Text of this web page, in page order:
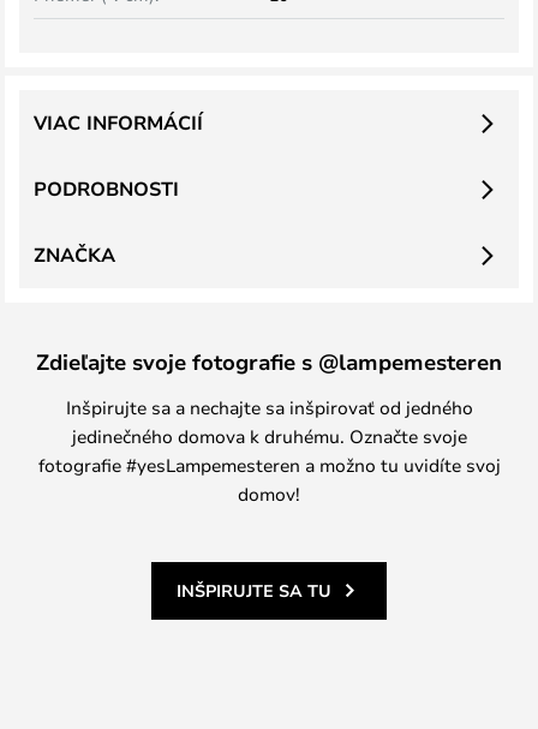
PODROBNOSTI
VIAC INFORMÁCIÍ
ZNAČKA
Zdieľajte svoje fotografie s @lampemesteren
Inšpirujte sa a nechajte sa inšpirovať od jedného
jedinečného domova k druhému. Označte svoje
fotografie #yesLampemesteren a možno tu uvidíte svoj
domov!
INŠPIRUJTE SA TU